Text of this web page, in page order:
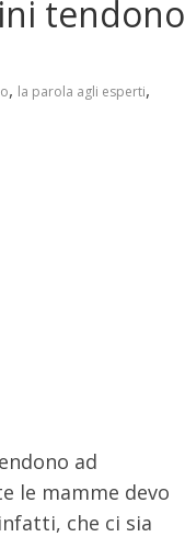
tendono
, la parola agli esperti,
ad
le mamme devo
che ci sia